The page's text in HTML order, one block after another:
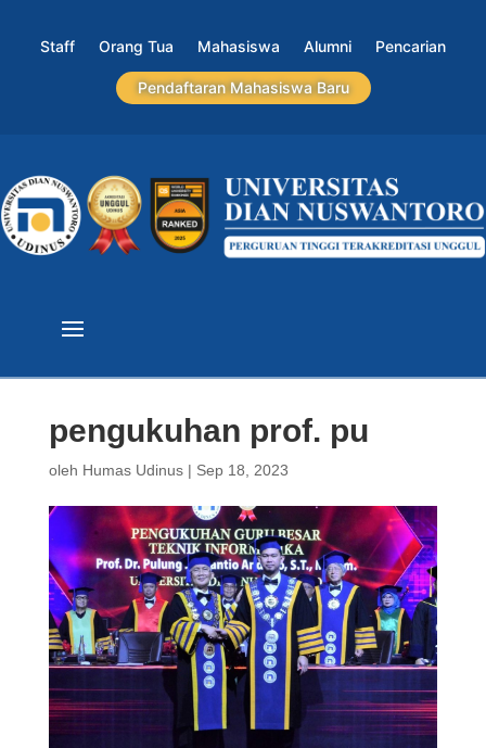
Staff Orang Tua Mahasiswa Alumni Pencarian
Pendaftaran Mahasiswa Baru
pengukuhan prof. pu
oleh Humas Udinus| Sep 18, 2023